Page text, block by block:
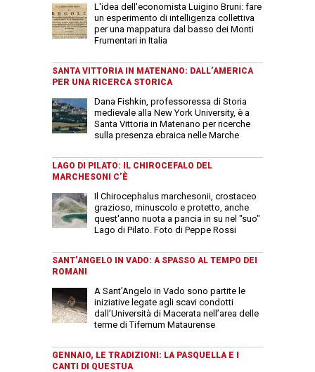
L'idea dell'economista Luigino Bruni: fare
un esperimento di intelligenza collettiva
per una mappatura dal basso dei Monti
Frumentari in Italia
SANTA VITTORIA IN MATENANO: DALL’AMERICA
PER UNA RICERCA STORICA
Dana Fishkin, professoressa di Storia
medievale alla New York University, è a
Santa Vittoria in Matenano per ricerche
sulla presenza ebraica nelle Marche
LAGO DI PILATO: IL CHIROCEFALO DEL
MARCHESONI C’È
Il Chirocephalus marchesonii, crostaceo
grazioso, minuscolo e protetto, anche
quest'anno nuota a pancia in su nel "suo"
Lago di Pilato. Foto di Peppe Rossi
SANT’ANGELO IN VADO: A SPASSO AL TEMPO DEI
ROMANI
A Sant’Angelo in Vado sono partite le
iniziative legate agli scavi condotti
dall’Università di Macerata nell’area delle
terme di Tifernum Mataurense
GENNAIO, LE TRADIZIONI: LA PASQUELLA E I
CANTI DI QUESTUA